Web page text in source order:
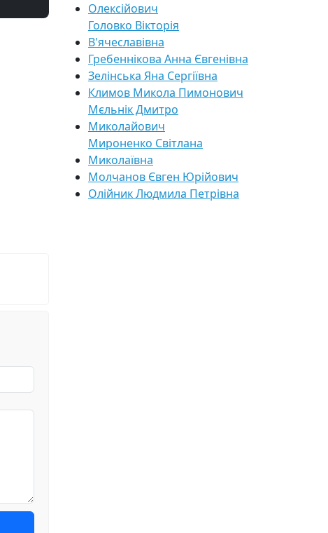
Олексійович
Головко Вікторія
В'ячеславівна
Гребеннікова Анна Євгенівна
Зелінська Яна Сергіївна
Климов Микола Пимонович
Мєльнік Дмитро
Миколайович
Мироненко Світлана
Миколаївна
Молчанов Євген Юрійович
Олійник Людмила Петрівна